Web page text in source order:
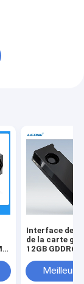
Interface de
de la carte
12GB GDDR6
Nvidia Rtx
Meilleur